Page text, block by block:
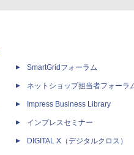
SmartGridフォーラム
ネットショップ担当者フォーラ
Impress Business Library
インプレスセミナー
DIGITAL X（デジタルクロス）